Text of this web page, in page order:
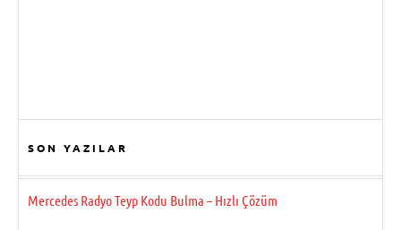
SON YAZILAR
Mercedes Radyo Teyp Kodu Bulma – Hızlı Çözüm